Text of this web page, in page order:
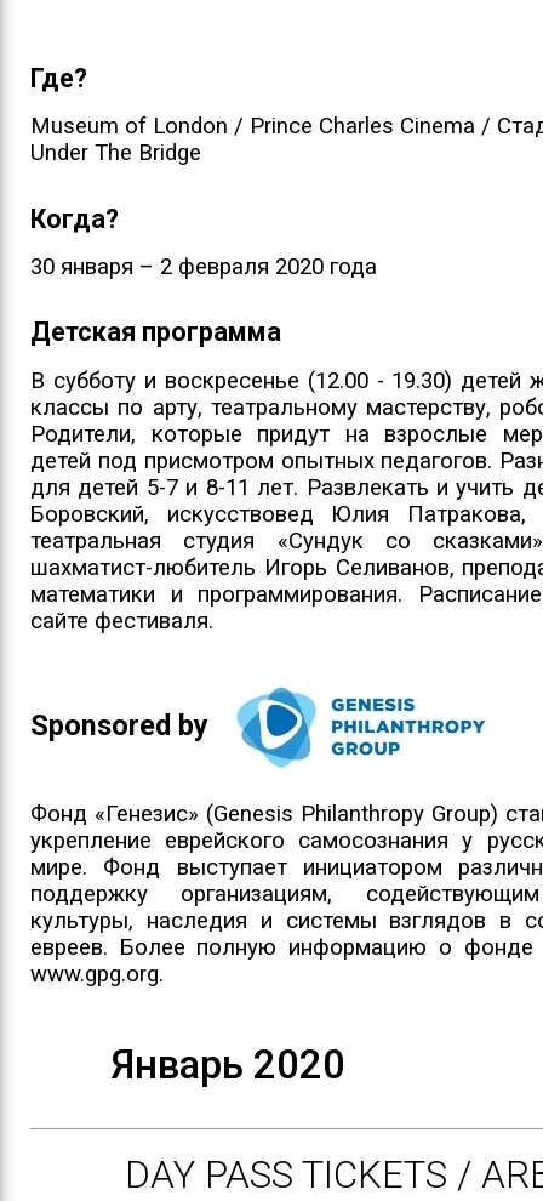
Где?
Museum of London / Prince Charles Cinema /
Under The Bridge
Когда?
30 января – 2 февраля 2020 года
Детская программа
В субботу и воскресенье (12.00 - 19.30) детей
классы по арту, театральному мастерству,
Родители, которые придут на взрослые
детей под присмотром опытных педагогов.
для детей 5-7 и 8-11 лет. Развлекать и учить
Боровский, искусствовед Юлия
театральная студия «Сундук со
шахматист-любитель Игорь Селиванов,
математики и программирования.
сайте фестиваля.
Sponsored by
Фонд «Генезис» (Genesis Philanthropy Group)
укрепление еврейского самосознания у
мире. Фонд выступает инициатором
поддержку организациям,
культуры, наследия и системы взглядов в
евреев. Более полную информацию о фонде
www.gpg.org.
Январь 2020
DAY PASS TICKETS /